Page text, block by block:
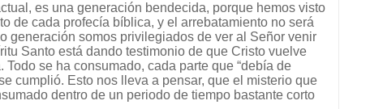
es una generación bendecida, porque hemos visto
de cada profecía bíblica, y el arrebatamiento no será
generación somos privilegiados de ver al Señor venir
Santo está dando testimonio de que Cristo vuelve
Todo se ha consumado, cada parte que “debía de
cumplió. Esto nos lleva a pensar, que el misterio que
dentro de un periodo de tiempo bastante corto